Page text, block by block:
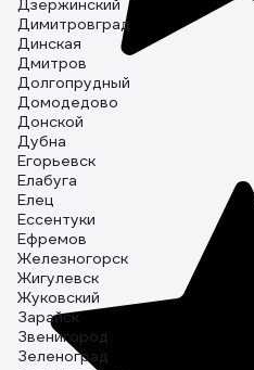
Дзержинский
Димитровград
Динская
Дмитров
Долгопрудный
Домодедово
Донской
Дубна
Егорьевск
Елабуга
Елец
Ессентуки
Ефремов
Железногорск
Жигулевск
Жуковский
Зарайск
Звенигород
Зеленоград